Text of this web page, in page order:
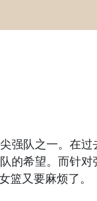
队之一。在
的希望。而针
篮又要麻烦了。